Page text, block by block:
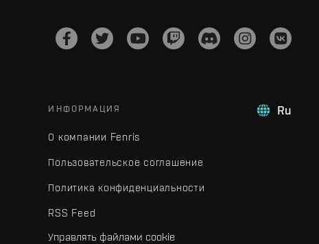
Ru
ИНФОРМАЦИЯ
О компании Fenris
Пользовательское соглашение
Политика конфиденциальности
RSS Feed
Управлять файлами cookie